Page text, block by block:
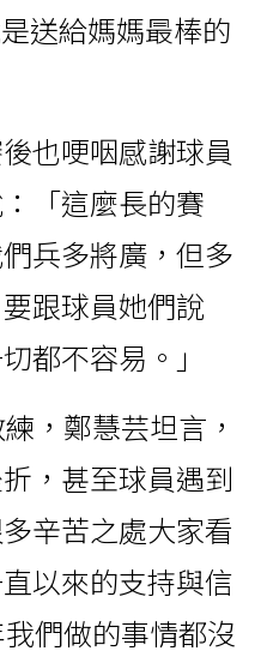
送給媽媽最棒的
也哽咽感謝球員
「這麼長的賽
兵多將廣，但多
跟球員她們說
都不容易。」
，鄭慧芸坦言，
，甚至球員遇到
辛苦之處大家看
以來的支持與信
們做的事情都沒